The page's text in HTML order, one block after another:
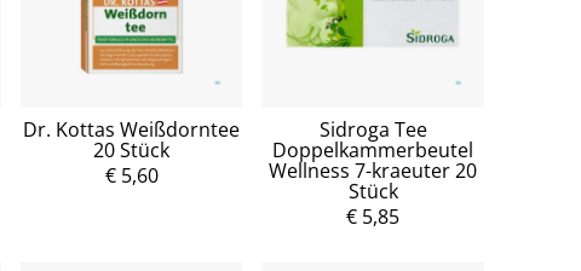
Dr. Kottas Weißdorntee
20 Stück
€ 5,60
Sidroga Tee
Doppelkammerbeutel
Wellness 7-kraeuter 20
Stück
€ 5,85